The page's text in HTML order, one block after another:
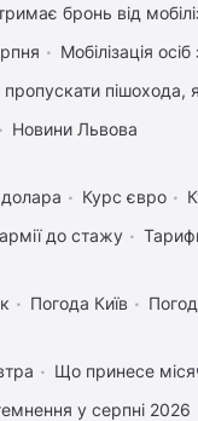
бронь від
Мобілізація
пропускати пішохода,
Новини Львова
Курс євро
до стажу
Погода Київ
Що принесе
у серпні 2026